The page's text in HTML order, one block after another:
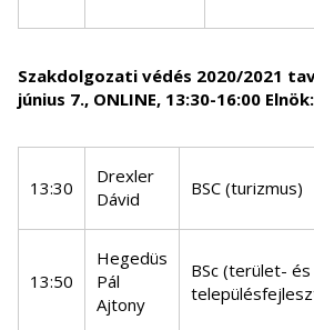
Szakdolgozati védés 2020/2021
június 7., ONLINE, 13:30-16:00
13:30
Drexler
Dávid
BSC (turizmus)
13:50
Hegedüs
Pál
Ajtony
BSc (terület- és